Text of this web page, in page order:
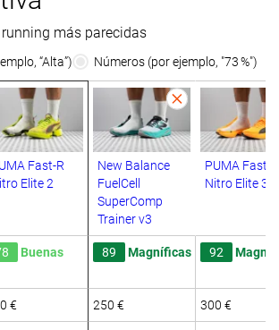
más parecidas
“Alta”) Números (por ejemplo, "73 %")
Fast-R
Elite 2
New Balance
FuelCell
SuperComp
Trainer v3
PUMA Fast-R
Nitro Elite 3
Buenas 89 Magníficas 92
€ 250 € 300 €